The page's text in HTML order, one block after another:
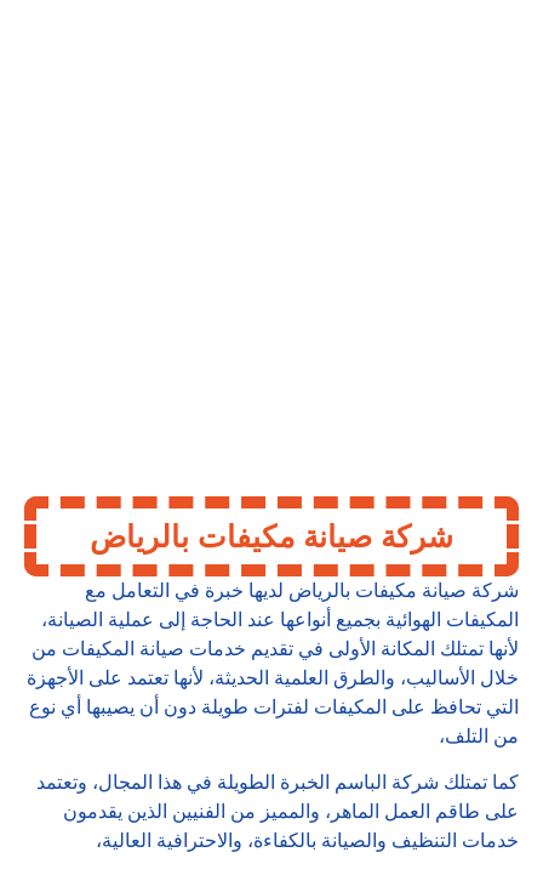
شركة صيانة مكيفات بالرياض
شركة صيانة مكيفات بالرياض لديها خبرة في التعامل مع
المكيفات الهوائية بجميع أنواعها عند الحاجة إلى عملية الصيانة،
لأنها تمتلك المكانة الأولى في تقديم خدمات صيانة المكيفات من
خلال الأساليب، والطرق العلمية الحديثة، لأنها تعتمد على الأجهزة
التي تحافظ على المكيفات لفترات طويلة دون أن يصيبها أي نوع
من التلف،
كما تمتلك شركة الباسم الخبرة الطويلة في هذا المجال، وتعتمد
على طاقم العمل الماهر، والمميز من الفنيين الذين يقدمون
خدمات التنظيف والصيانة بالكفاءة، والاحترافية العالية،